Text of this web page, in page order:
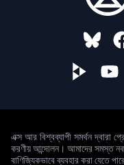
এক্স আর বিশ্বব্যাপী সমর্থন দ্বারা
করণীয় আন্দোলন। আমাদের সমস্ত
বাণিজ্যিকভাবে ব্যবহার করা যেতে